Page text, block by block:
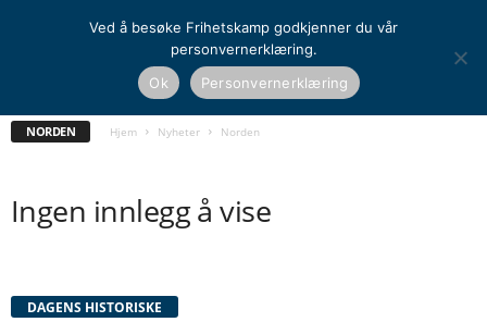
GLOBALT NORDEN NORGE UTENRIKS
NORDEN Hjem Nyheter Norden
Ingen innlegg å vise
DAGENS HISTORISKE
Ved å besøke Frihetskamp godkjenner du vår
personvernerklæring.
Ok
Personvernerklæring